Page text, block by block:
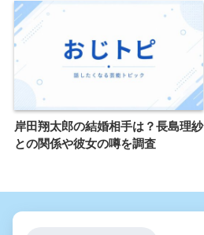
岸田翔太郎の結婚相手は？長島理紗
との関係や彼女の噂を調査